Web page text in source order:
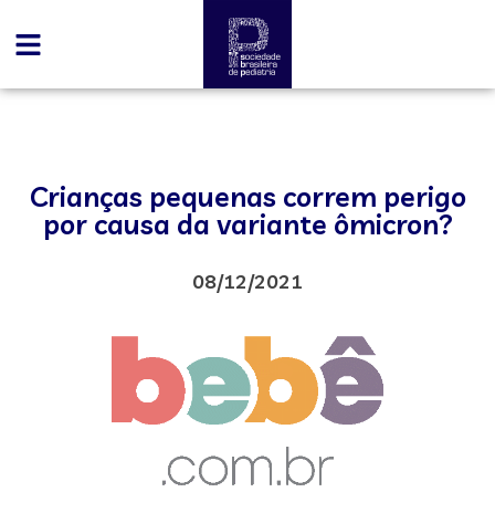
Crianças pequenas correm perigo
por causa da variante ômicron?
08/12/2021